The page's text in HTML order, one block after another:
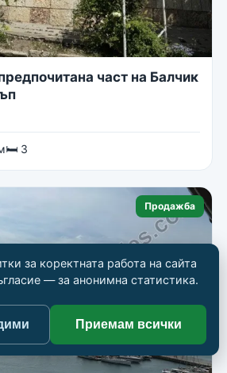
част на Балчик
🛏 3
Продажба
за коректната работа на сайта
— за анонимна статистика.
Приемам всички